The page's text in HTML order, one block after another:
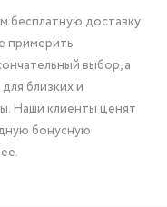
бесплатную доставку
примерить
выбор, а
близких и
Наши клиенты ценят
бонусную